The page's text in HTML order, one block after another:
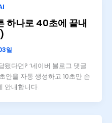
하나로 40초에 끝내
일
됐다면? ‘네이버 블로그 댓글
안을 자동 생성하고 10초만 손
안내합니다.